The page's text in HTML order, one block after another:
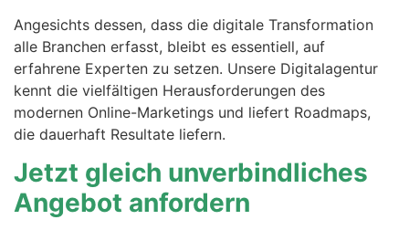
Angesichts dessen, dass die digitale Transformation
alle Branchen erfasst, bleibt es essentiell, auf
erfahrene Experten zu setzen. Unsere Digitalagentur
kennt die vielfältigen Herausforderungen des
modernen Online-Marketings und liefert Roadmaps,
die dauerhaft Resultate liefern.
Jetzt gleich unverbindliches
Angebot anfordern